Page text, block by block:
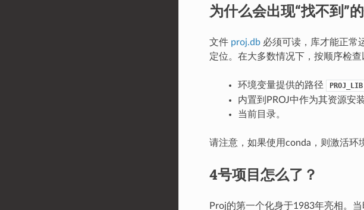
为什么会出现“找不到”
文件 proj.db必须可读，库才能正常
定位。在大多数情况下，按顺序检查
环境变量提供的路径 PROJ_LIB
内置到PROJ中作为其资源安
当前目录。
请注意，如果使用conda，则激活环
4号项目怎么了？
Proj的第一个化身于1983年亮相。